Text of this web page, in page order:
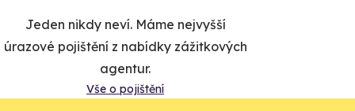
Jeden nikdy neví. Máme nejvyšší
úrazové pojištění z nabídky zážitkových
agentur.
Vše o pojištění